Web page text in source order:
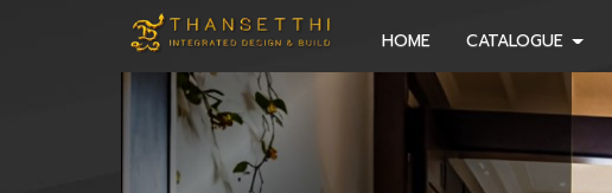
HOME CATALOGUE